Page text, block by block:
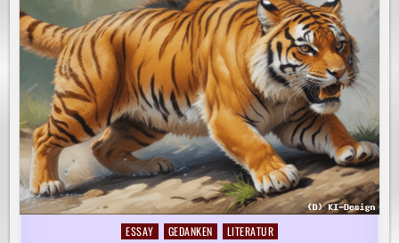
Posted
ESSAY GEDANKEN LITERATUR